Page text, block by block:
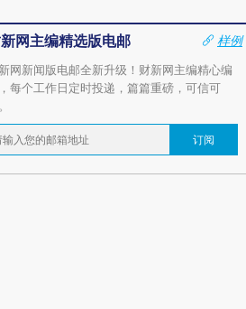
网主编精选版电邮
样例
网新闻版电邮全新升级！财新网主编精心编
每个工作日定时投递，篇篇重磅，可信可
订阅